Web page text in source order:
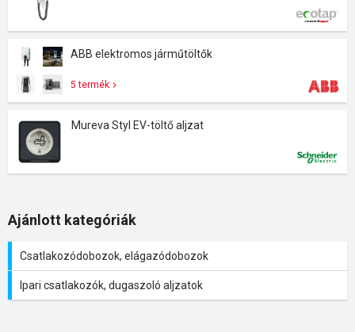
ABB elektromos járműtöltők
5 termék
Mureva Styl EV-töltő aljzat
Ajánlott kategóriák
Csatlakozódobozok, elágazódobozok
Ipari csatlakozók, dugaszoló aljzatok